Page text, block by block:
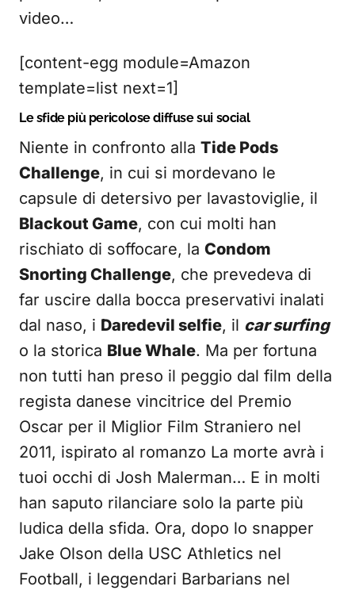
video…
[content-egg module=Amazon
template=list next=1]
Le sfide più pericolose diffuse sui social
Niente in confronto alla Tide Pods
Challenge, in cui si mordevano le
capsule di detersivo per lavastoviglie, il
Blackout Game, con cui molti han
rischiato di soffocare, la Condom
Snorting Challenge, che prevedeva di
far uscire dalla bocca preservativi inalati
dal naso, i Daredevil selfie, il car surfing
o la storica Blue Whale. Ma per fortuna
non tutti han preso il peggio dal film della
regista danese vincitrice del Premio
Oscar per il Miglior Film Straniero nel
2011, ispirato al romanzo La morte avrà i
tuoi occhi di Josh Malerman… E in molti
han saputo rilanciare solo la parte più
ludica della sfida. Ora, dopo lo snapper
Jake Olson della USC Athletics nel
Football, i leggendari Barbarians nel